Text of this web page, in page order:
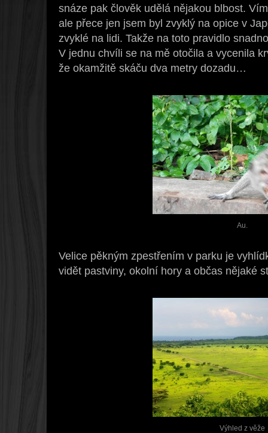
snáze pak člověk udělá nějakou blbost.
ale přece jen jsem byl zvyklý na opice v
zvyklé na lidi. Takže na toto pravidlo
V jednu chvíli se na mě otočila a vycenila
že okamžitě skáču dva metry dozadu…
Au.
Velice pěkným zpestřením v parku je
vidět pastviny, okolní hory a občas nějaké
Výhled z věže